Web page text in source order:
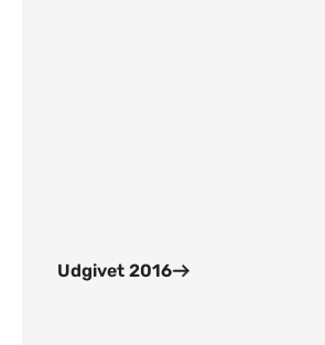
Udgivet 2016